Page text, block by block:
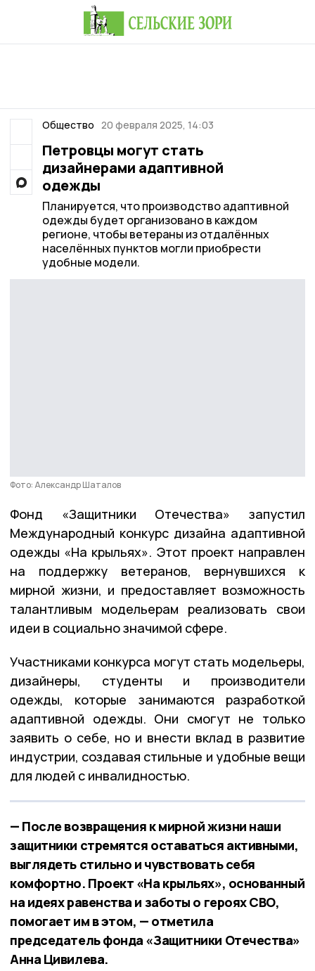
Общество 20 февраля 2025, 14:03
Петровцы могут стать
дизайнерами адаптивной
одежды
Планируется, что производство адаптивной
одежды будет организовано в каждом
регионе, чтобы ветераны из отдалённых
населённых пунктов могли приобрести
удобные модели.
Фото: Александр Шаталов
Фонд «Защитники Отечества» запустил
Международный конкурс дизайна адаптивной
одежды «На крыльях». Этот проект направлен
на поддержку ветеранов, вернувшихся к
мирной жизни, и предоставляет возможность
талантливым модельерам реализовать свои
идеи в социально значимой сфере.
Участниками конкурса могут стать модельеры,
дизайнеры, студенты и производители
одежды, которые занимаются разработкой
адаптивной одежды. Они смогут не только
заявить о себе, но и внести вклад в развитие
индустрии, создавая стильные и удобные вещи
для людей с инвалидностью.
— После возвращения к мирной жизни наши
защитники стремятся оставаться активными,
выглядеть стильно и чувствовать себя
комфортно. Проект «На крыльях», основанный
на идеях равенства и заботы о героях СВО,
помогает им в этом, — отметила
председатель фонда «Защитники Отечества»
Анна Цивилева.